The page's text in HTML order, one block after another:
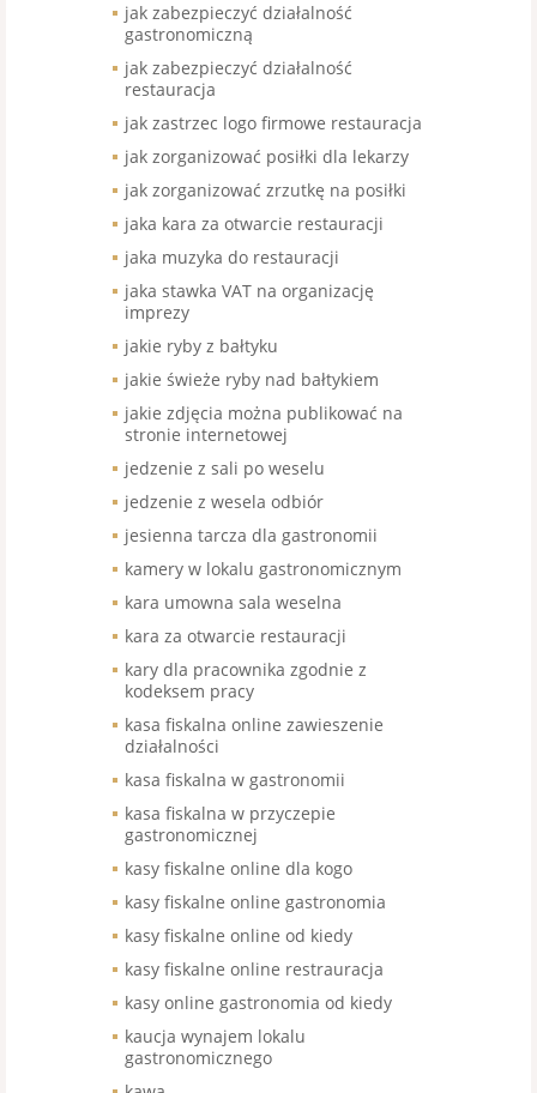
jak zabezpieczyć działalność
gastronomiczną
jak zabezpieczyć działalność
restauracja
jak zastrzec logo firmowe restauracja
jak zorganizować posiłki dla lekarzy
jak zorganizować zrzutkę na posiłki
jaka kara za otwarcie restauracji
jaka muzyka do restauracji
jaka stawka VAT na organizację
imprezy
jakie ryby z bałtyku
jakie świeże ryby nad bałtykiem
jakie zdjęcia można publikować na
stronie internetowej
jedzenie z sali po weselu
jedzenie z wesela odbiór
jesienna tarcza dla gastronomii
kamery w lokalu gastronomicznym
kara umowna sala weselna
kara za otwarcie restauracji
kary dla pracownika zgodnie z
kodeksem pracy
kasa fiskalna online zawieszenie
działalności
kasa fiskalna w gastronomii
kasa fiskalna w przyczepie
gastronomicznej
kasy fiskalne online dla kogo
kasy fiskalne online gastronomia
kasy fiskalne online od kiedy
kasy fiskalne online restrauracja
kasy online gastronomia od kiedy
kaucja wynajem lokalu
gastronomicznego